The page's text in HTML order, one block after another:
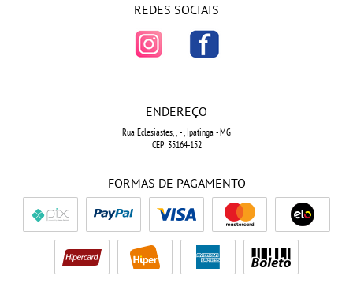
REDES SOCIAIS
ENDEREÇO
Rua Eclesiastes, , - , Ipatinga -MG
CEP: 35164-152
FORMAS DE PAGAMENTO